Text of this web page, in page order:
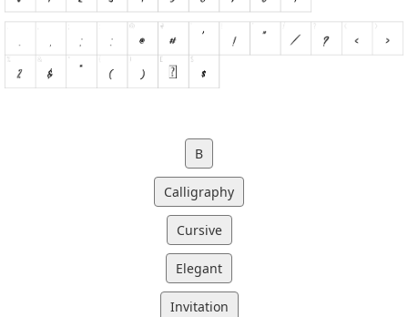
B
Calligraphy
Cursive
Elegant
Invitation